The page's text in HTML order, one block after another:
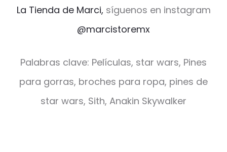
La Tienda de Marci, síguenos en instagram
@marcistoremx
Palabras clave: Películas, star wars, Pines
para gorras, broches para ropa, pines de
star wars, Sith, Anakin Skywalker